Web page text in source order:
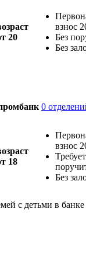
20
взнос
Без
Без
0
18
взнос
Без
с детьми в банке